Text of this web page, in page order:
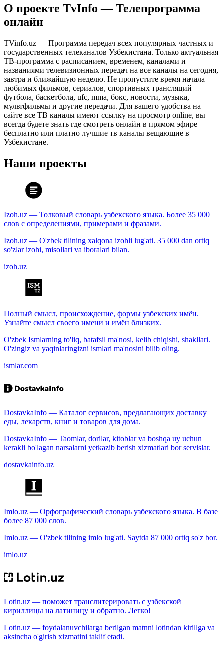
О проекте TvInfo — Телепрограмма
онлайн
TVinfo.uz — Программа передач всех популярных частных и
государственных телеканалов Узбекистана. Только актуальная
ТВ-программа с расписанием, временем, каналами и
названиями телевизионных передач на все каналы на сегодня,
завтра и ближайшую неделю. Не пропустите время начала
любимых фильмов, сериалов, спортивных трансляций
футбола, баскетбола, ufc, mma, бокс, новости, музыка,
мультфильмы и другие передачи. Для вашего удобства на
сайте все ТВ каналы имеют ссылку на просмотр online, вы
всегда будете знать где смотреть онлайн в прямом эфире
бесплатно или платно лучшие тв каналы вещающие в
Узбекистане.
Наши проекты
Izoh.uz — Толковый словарь узбекского языка. Более 35 000
слов с определениями, примерами и фразами.
Izoh.uz — O'zbek tilining xalqona izohli lug'ati. 35 000 dan ortiq
so'zlar izohi, misollari va iboralari bilan.
izoh.uz
Полный смысл, происхождение, формы узбекских имён.
Узнайте смысл своего имени и имён близких.
O'zbek Ismlarning to'liq, batafsil ma'nosi, kelib chiqishi, shakllari.
O'zingiz va yaqinlaringizni ismlari ma'nosini bilib oling.
ismlar.com
DostavkaInfo — Каталог сервисов, предлагающих доставку
еды, лекарств, книг и товаров для дома.
DostavkaInfo — Taomlar, dorilar, kitoblar va boshqa uy uchun
kerakli bo'lagan narsalarni yetkazib berish xizmatlari bor servislar.
dostavkainfo.uz
Imlo.uz — Орфографический словарь узбекского языка. В базе
более 87 000 слов.
Imlo.uz — O'zbek tilining imlo lug'ati. Saytda 87 000 ortiq so'z bor.
imlo.uz
Lotin.uz — поможет транслитерировать с узбекской
кириллицы на латиницу и обратно. Легко!
Lotin.uz — foydalanuvchilarga berilgan matnni lotindan kirillga va
aksincha o'girish xizmatini taklif etadi.